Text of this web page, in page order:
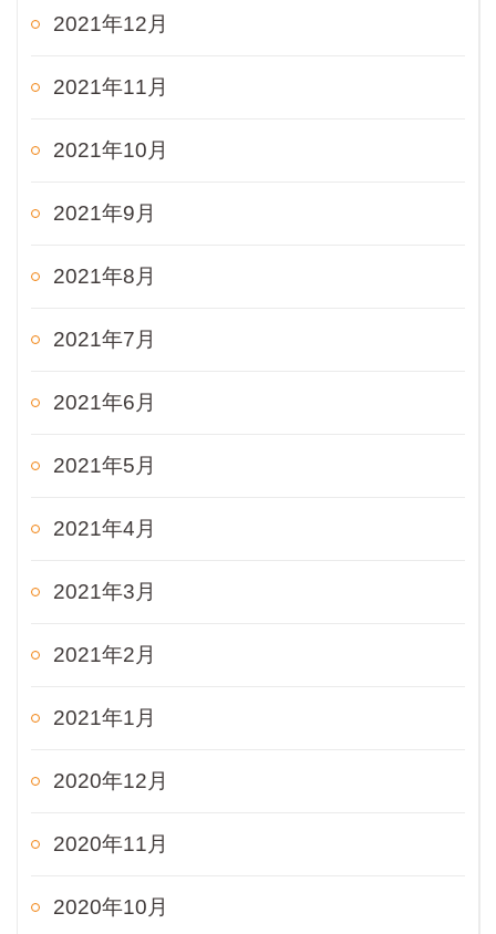
2021年12月
2021年11月
2021年10月
2021年9月
2021年8月
2021年7月
2021年6月
2021年5月
2021年4月
2021年3月
2021年2月
2021年1月
2020年12月
2020年11月
2020年10月